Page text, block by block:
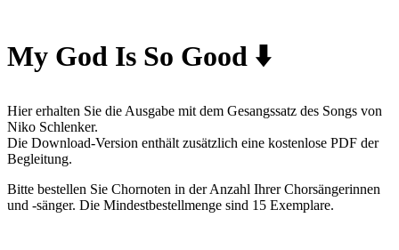
My God Is So Good ⬇️
Hier erhalten Sie die Ausgabe mit dem Gesangssatz des Songs von
Niko Schlenker.
Die Download-Version enthält zusätzlich eine kostenlose PDF der
Begleitung.
Bitte bestellen Sie Chornoten in der Anzahl Ihrer Chorsängerinnen
und -sänger. Die Mindestbestellmenge sind 15 Exemplare.